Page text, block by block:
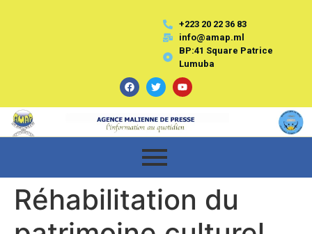
+223 20 22 36 83
info@amap.ml
BP:41 Square Patrice
Lumuba
Réhabilitation du